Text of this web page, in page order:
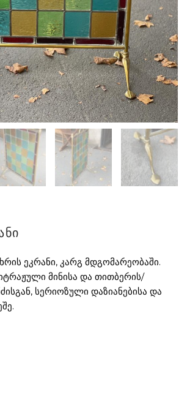
ეკრანი, კარგ მდგომარეობაში.
მინისა და თითბერის/
სერიოზული დაზიანებისა და